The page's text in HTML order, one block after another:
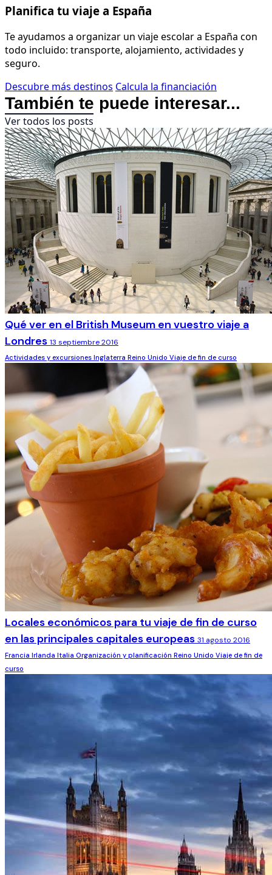
Planifica tu viaje a España
Te ayudamos a organizar un viaje escolar a España con
todo incluido: transporte, alojamiento, actividades y
seguro.
Descubre más destinos Calcula la financiación
También te puede interesar...
Ver todos los posts
Qué ver en el British Museum en vuestro viaje a
Londres 13 septiembre 2016
Actividades y excursiones Inglaterra Reino Unido Viaje de fin de curso
Locales económicos para tu viaje de fin de curso
en las principales capitales europeas 31 agosto 2016
Francia Irlanda Italia Organización y planificación Reino Unido Viaje de fin de
curso